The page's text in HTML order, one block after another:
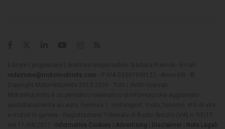
redazione@motorinolimits.com
Informativa Cookies Advertising Disclaimer
Note Legali